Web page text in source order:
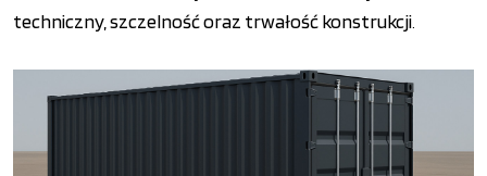
techniczny, szczelność oraz trwałość konstrukcji